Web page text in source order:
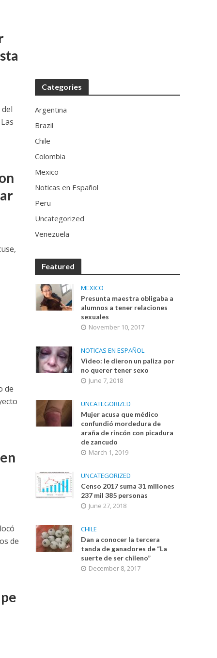
de
de
Categories
Argentina
Brazil
Chile
Colombia
Mexico
Noticas en Español
Peru
Uncategorized
Venezuela
Featured
MEXICO
Presunta maestra obligaba a
alumnos a tener relaciones
sexuales
November 10, 2017
NOTICAS EN ESPAÑOL
Video: le dieron un paliza por
no querer tener sexo
June 7, 2018
UNCATEGORIZED
Mujer acusa que médico
confundió mordedura de
araña de rincón con picadura
de zancudo
March 1, 2019
UNCATEGORIZED
Censo 2017 suma 31 millones
237 mil 385 personas
June 27, 2018
CHILE
Dan a conocer la tercera
tanda de ganadores de “La
suerte de ser chileno”
December 8, 2017